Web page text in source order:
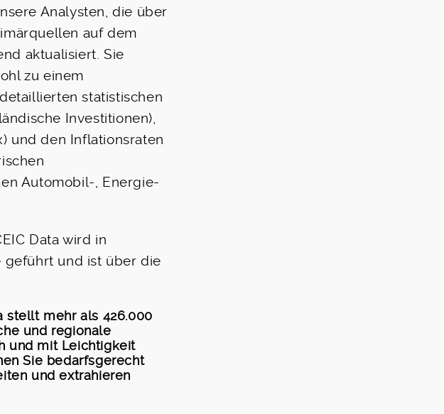
Analysten, die über
auf dem
aktualisiert. Sie
zu einem
statistischen
Investitionen),
und den Inflationsraten
Automobil-, Energie-
Data wird in
geführt und ist über die
stellt mehr als 426.000
und regionale
und mit Leichtigkeit
Sie bedarfsgerecht
und extrahieren